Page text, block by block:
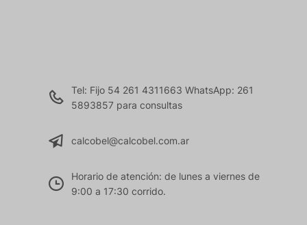
Tel: Fijo 54 261 4311663 WhatsApp: 261
5893857 para consultas
calcobel@calcobel.com.ar
Horario de atención: de lunes a viernes de
9:00 a 17:30 corrido.